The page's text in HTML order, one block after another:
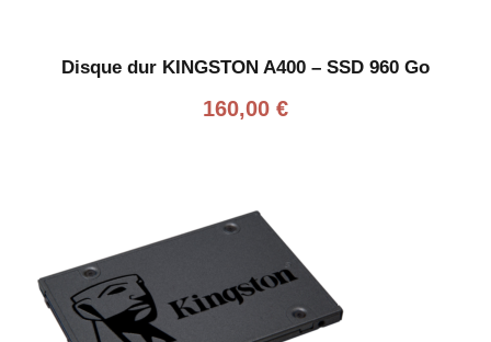
Disque dur KINGSTON A400 – SSD 960 Go
160,00 €